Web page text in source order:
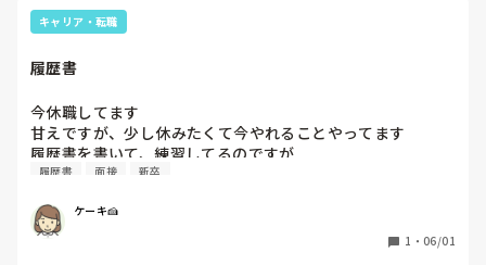
確かにそうだよ。
でも今の時代って、結婚して子どもつくればなんて簡単にい
を考えた人はいましたが、自分の稼ぎとか生活とか考えたら
ます。
でも、保護者からしたら、子育てをしていたりしたことがあ
そう思うと、何が専門性なんだろう？保護者に寄り添えなき
ゃダメなのか。って感じてしまいました。
りから聞く事や知識として得ている事で自信を持っていいと思
います。
私は考え方一つだと思います。
こんな考えを持っている保育士も保護者もいる事を知っていて
欲しいです。
キャリア・転職
履歴書
今休職してます
甘えですが、少し休みたくて今やれることやってます
履歴書を書いて、練習してるのですが
私自身、ブラックな(1週間で3人辞めた園でした)
７月末に退職しました。
その後、別の園で数年働き、３月に退職しました。
履歴書 面接 新卒
ケーキ🍰
1 ・ 06/01